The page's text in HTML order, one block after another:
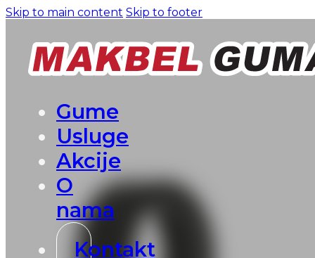
Skip to main content Skip to footer
Gume
Usluge
Akcije
O
nama
Kontakt